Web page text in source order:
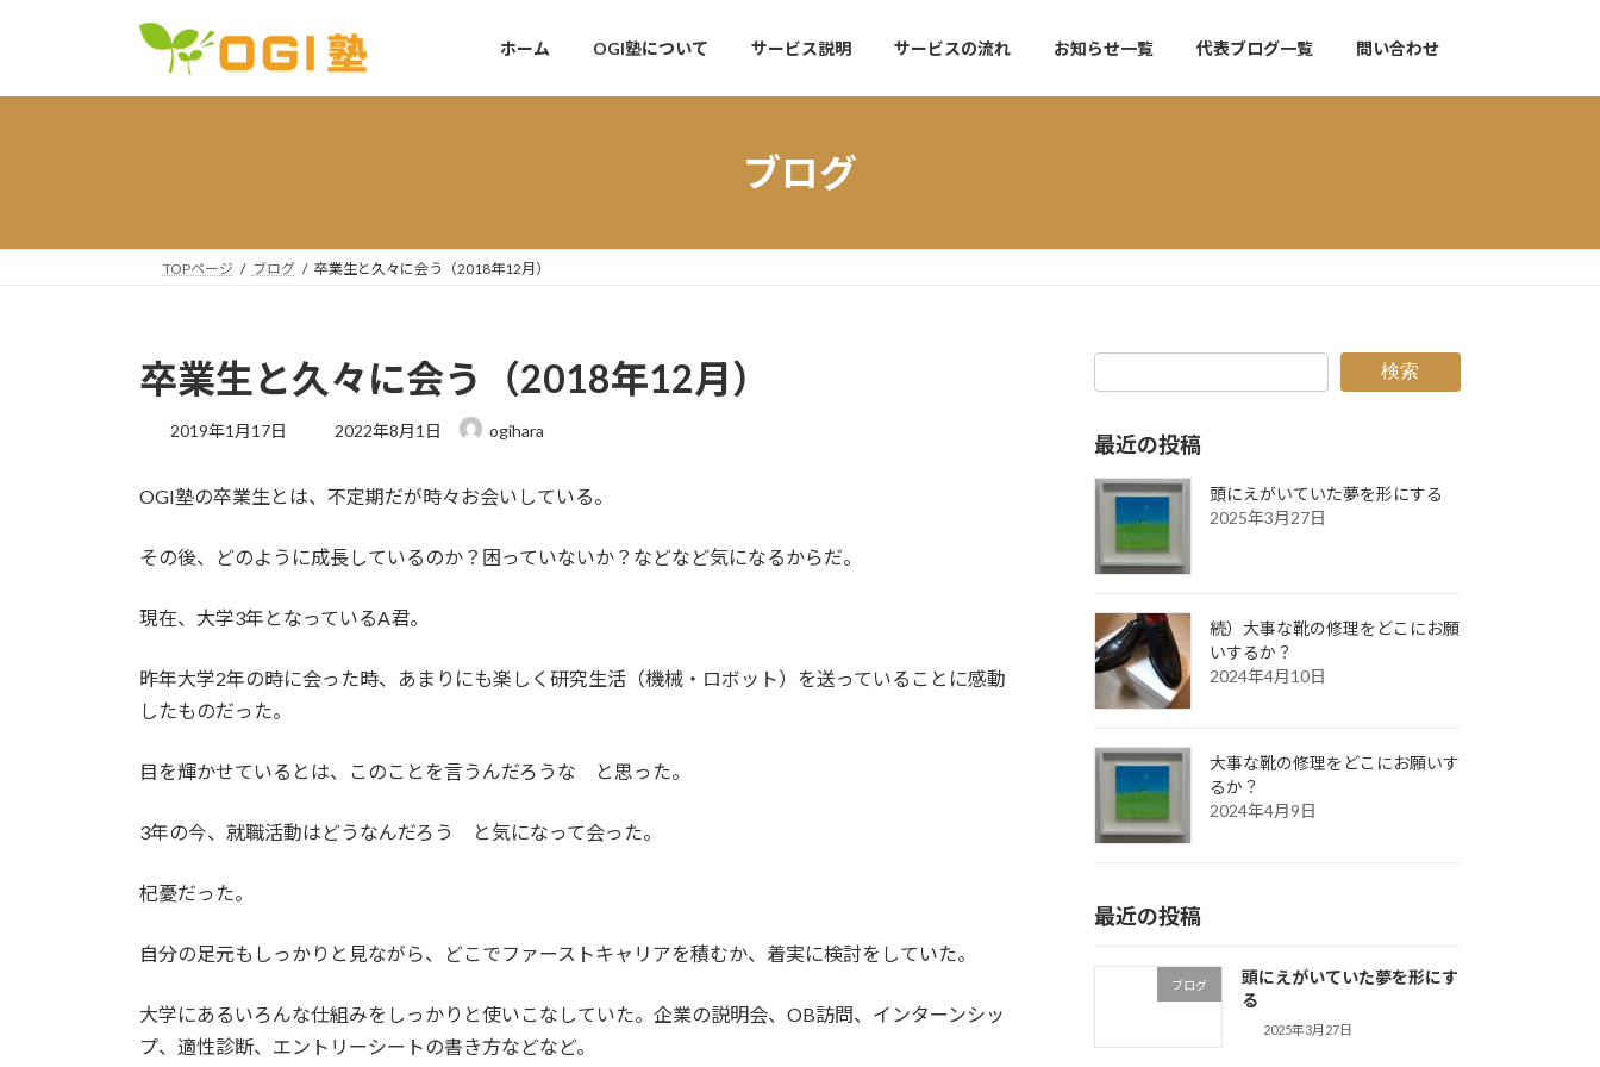
ン
ー
ホーム OGI塾について サービス説明 サービスの流れ お知らせ一覧 代表ブログ一覧 問い合わせ
ブログ
TOPページ ブログ 卒業生と久々に会う（2018年12月）
卒業生と久々に会う（2018年12月）
2019年1月17日
最
新
時
:
2022年8月1日 ogihara
OGI塾の卒業生とは、不定期だが時々お会いしている。
その後、どのように成長しているのか？困っていないか？などなど気になるからだ。
現在、大学3年となっているA君。
昨年大学2年の時に会った時、あまりにも楽しく研究生活（機械・ロボット）を送っていることに感動
したものだった。
目を輝かせているとは、このことを言うんだろうな と思った。
3年の今、就職活動はどうなんだろう と気になって会った。
杞憂だった。
自分の足元もしっかりと見ながら、どこでファーストキャリアを積むか、着実に検討をしていた。
大学にあるいろんな仕組みをしっかりと使いこなしていた。企業の説明会、OB訪問、インターンシッ
プ、適性診断、エントリーシートの書き方などなど。
検索
最近の投稿
頭にえがいていた夢を形にする
2025年3月27日
続）大事な靴の修理をどこにお願
いするか？
2024年4月10日
大事な靴の修理をどこにお願いす
るか？
2024年4月9日
最近の投稿
ブログ
頭にえがいていた夢を形にす
る
2025年3月27日